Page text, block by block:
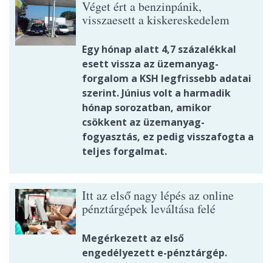
Véget ért a benzinpánik,
visszaesett a kiskereskedelem
Egy hónap alatt 4,7 százalékkal
esett vissza az üzemanyag-
forgalom a KSH legfrissebb adatai
szerint. Június volt a harmadik
hónap sorozatban, amikor
csökkent az üzemanyag-
fogyasztás, ez pedig visszafogta a
teljes forgalmat.
Itt az első nagy lépés az online
pénztárgépek leváltása felé
Megérkezett az első
engedélyezett e-pénztárgép.